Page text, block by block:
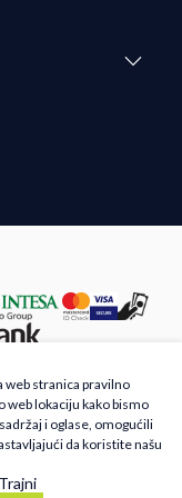
druge zemlje
prikazu slika i samih cena,
i bez grešaka. Svi
da su dostupni u
besplatnim pozivom Call
web stranica pravilno
web lokaciju kako bismo
i oglase, omogućili
da koristite našu
Trajni